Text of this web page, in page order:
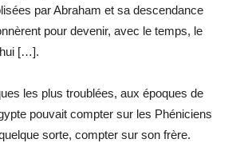
par Abraham et sa descendance
pour devenir, avec le temps, le
[…].
les plus troublées, aux époques de
pouvait compter sur les Phéniciens
sorte, compter sur son frère.